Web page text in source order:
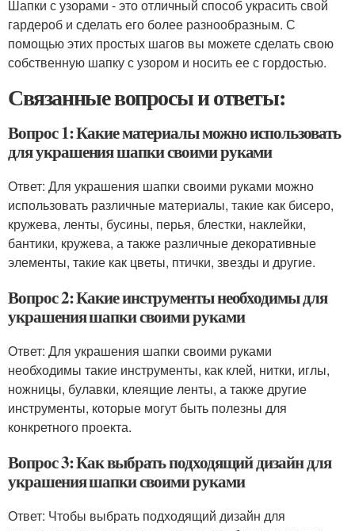
Шапки с узорами - это отличный способ украсить свой
гардероб и сделать его более разнообразным. С
помощью этих простых шагов вы можете сделать свою
собственную шапку с узором и носить ее с гордостью.
Связанные вопросы и ответы:
Вопрос 1: Какие материалы можно использовать
для украшения шапки своими руками
Ответ: Для украшения шапки своими руками можно
использовать различные материалы, такие как бисеро,
кружева, ленты, бусины, перья, блестки, наклейки,
бантики, кружева, а также различные декоративные
элементы, такие как цветы, птички, звезды и другие.
Вопрос 2: Какие инструменты необходимы для
украшения шапки своими руками
Ответ: Для украшения шапки своими руками
необходимы такие инструменты, как клей, нитки, иглы,
ножницы, булавки, клеящие ленты, а также другие
инструменты, которые могут быть полезны для
конкретного проекта.
Вопрос 3: Как выбрать подходящий дизайн для
украшения шапки своими руками
Ответ: Чтобы выбрать подходящий дизайн для